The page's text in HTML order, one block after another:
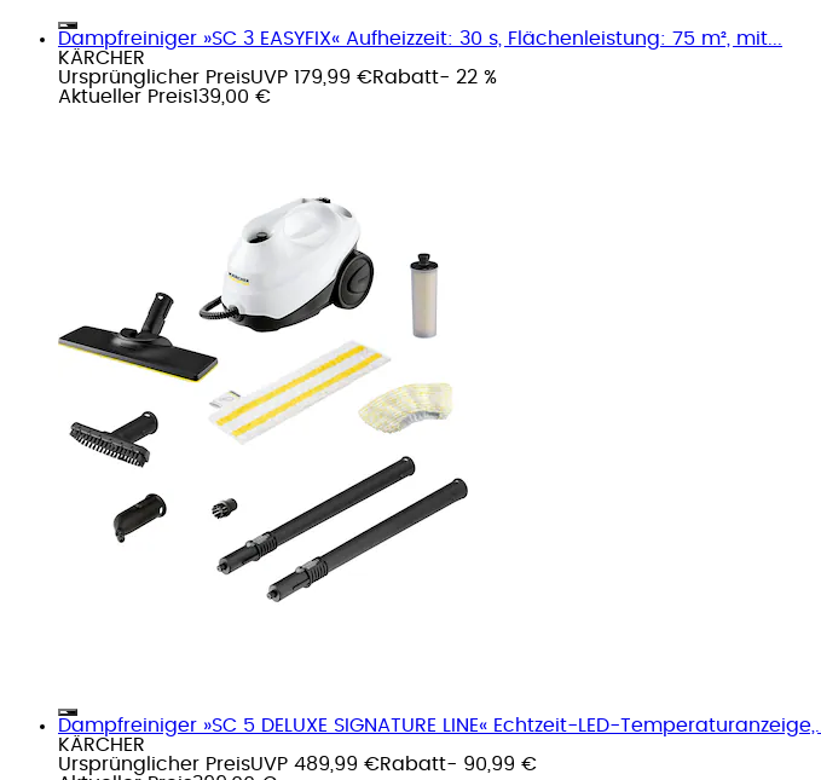
Dampfreiniger »SC 3 EASYFIX« Aufheizzeit: 30 s, Flächenleistung: 75 m², mit...
KÄRCHER
Ursprünglicher PreisUVP 179,99 €Rabatt- 22 %
Aktueller Preis139,00 €
Dampfreiniger »SC 5 DELUXE SIGNATURE LINE« Echtzeit-LED-Temperaturanzeige,...
KÄRCHER
Ursprünglicher PreisUVP 489,99 €Rabatt- 90,99 €